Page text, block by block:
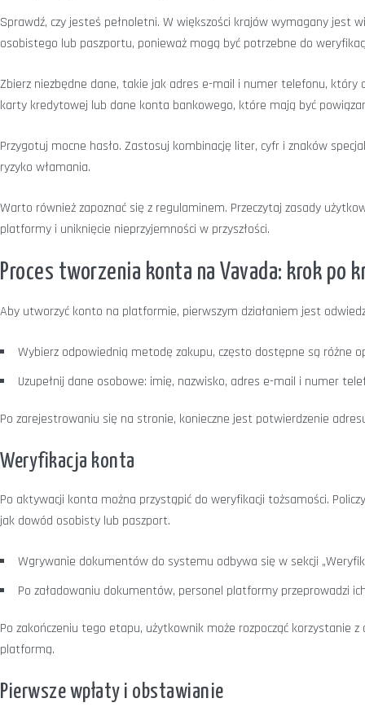
Sprawdź, czy jesteś pełnoletni. W większości krajów wymagany jest
osobistego lub paszportu, ponieważ mogą być potrzebne do
Zbierz niezbędne dane, takie jak adres e-mail i numer telefonu,
karty kredytowej lub dane konta bankowego, które mają być
Przygotuj mocne hasło. Zastosuj kombinację liter, cyfr i znaków
ryzyko włamania.
Warto również zapoznać się z regulaminem. Przeczytaj zasady
platformy i uniknięcie nieprzyjemności w przyszłości.
Proces tworzenia konta na Vavada: krok po
Aby utworzyć konto na platformie, pierwszym działaniem jest
Wybierz odpowiednią metodę zakupu, często dostępne są różne
Uzupełnij dane osobowe: imię, nazwisko, adres e-mail i numer
Po zarejestrowaniu się na stronie, konieczne jest potwierdzenie
Weryfikacja konta
Po aktywacji konta można przystąpić do weryfikacji tożsamości.
jak dowód osobisty lub paszport.
Wgrywanie dokumentów do systemu odbywa się w sekcji
Po załadowaniu dokumentów, personel platformy przeprowadzi
Po zakończeniu tego etapu, użytkownik może rozpocząć
platformą.
Pierwsze wpłaty i obstawianie